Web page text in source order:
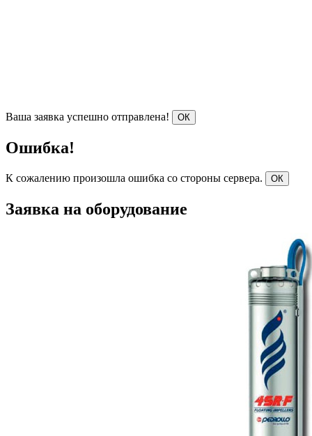
Ваша заявка успешно отправлена! ОК
Ошибка!
К сожалению произошла ошибка со стороны сервера. ОК
Заявка на оборудование